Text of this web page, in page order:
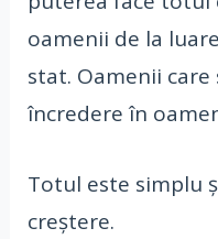
oamenii de la
stat. Oamenii
încredere în
Totul este simplu
creștere.